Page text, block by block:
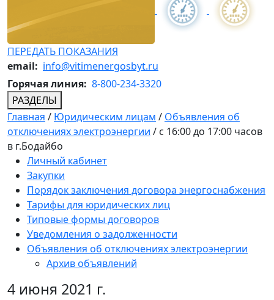
ПЕРЕДАТЬ ПОКАЗАНИЯ
email: info@vitimenergosbyt.ru
Горячая линия: 8-800-234-3320
РАЗДЕЛЫ
Главная / Юридическим лицам / Объявления об
отключениях электроэнергии / с 16:00 до 17:00 часов
в г.Бодайбо
Личный кабинет
Закупки
Порядок заключения договора энергоснабжения
Тарифы для юридических лиц
Типовые формы договоров
Уведомления о задолженности
Объявления об отключениях электроэнергии
Архив объявлений
4 июня 2021 г.